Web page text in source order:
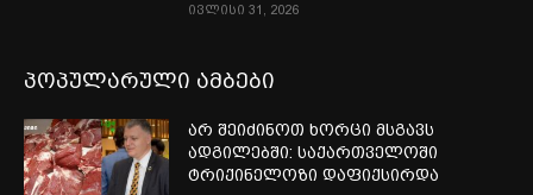
ივლისი 31, 2026
პოპულარული ამბები
არ შეიძინოთ ხორცი მსგავს
ადგილებში: საქართველოში
ტრიქინელოზი დაფიქსირდა